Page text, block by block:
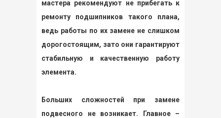
мастера рекомендуют не прибегать к
ремонту подшипников такого плана,
ведь работы по их замене не слишком
дорогостоящим, зато они гарантируют
стабильную и качественную работу
элемента.
Больших сложностей при замене
подвесного не возникает. Главное –